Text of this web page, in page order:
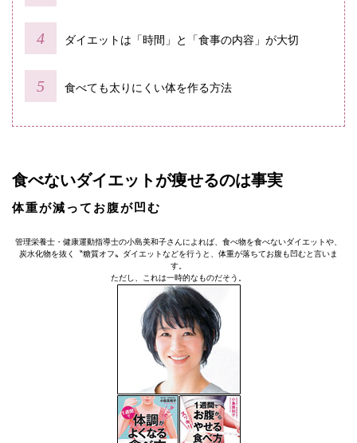
ダイエットは「時間」と「食事の内容」が大切
食べても太りにくい体を作る方法
食べないダイエットが痩せるのは事実
体重が減ってお腹が凹む
管理栄養士・健康運動指導士の小島美和子さんによれば、食べ物を食べないダイエットや、
炭水化物を抜く〝糖質オフ〟ダイエットなどを行うと、体重が落ちてお腹も凹むと言いま
す。
ただし、これは一時的なものだそう。